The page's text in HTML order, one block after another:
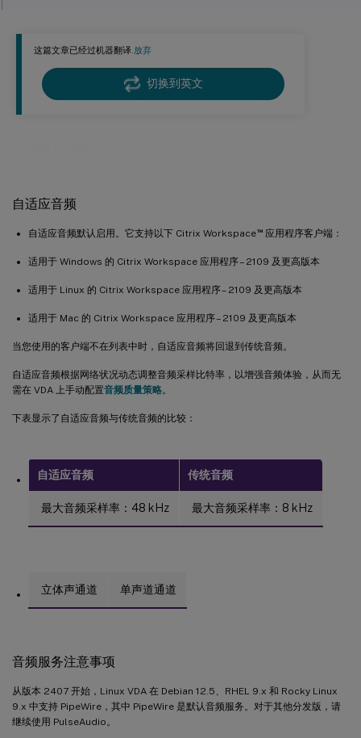
这篇文章已经过机器翻译.放弃
切换到英文
自适应音频
自适应音频默认启用。它支持以下 Citrix Workspace™应用程序客户端：
适用于 Windows 的 Citrix Workspace 应用程序 – 2109 及更高版本
适用于 Linux 的 Citrix Workspace 应用程序 – 2109 及更高版本
适用于 Mac 的 Citrix Workspace 应用程序 – 2109 及更高版本
当您使用的客户端不在列表中时，自适应音频将回退到传统音频。
自适应音频根据网络状况动态调整音频采样比特率，以增强音频体验，从而无
需在 VDA 上手动配置音频质量策略。
下表显示了自适应音频与传统音频的比较：
自适应音频 传统音频
最大音频采样率：48 kHz 最大音频采样率：8 kHz
立体声通道 单声道通道
音频服务注意事项
从版本 2407 开始，Linux VDA 在 Debian 12.5、RHEL 9.x 和 Rocky Linux
9.x 中支持 PipeWire，其中 PipeWire 是默认音频服务。对于其他分发版，请
继续使用 PulseAudio。
客户端要求和设置
用于改善音频性能的数据包丢失隐藏 (PLC)（预览版）
支持多个音频设备（预览版）